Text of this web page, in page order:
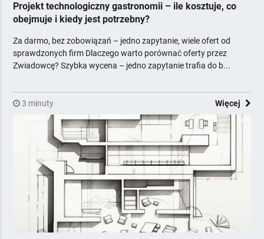
Projekt technologiczny gastronomii – ile kosztuje, co
obejmuje i kiedy jest potrzebny?
Za darmo, bez zobowiązań – jedno zapytanie, wiele ofert od
sprawdzonych firm Dlaczego warto porównać oferty przez
Zwiadowcę? Szybka wycena – jedno zapytanie trafia do b...
3 minuty Więcej